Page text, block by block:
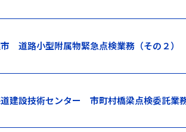
道路小型附属物緊急点検業務（その２）
建設技術センター 市町村橋梁点検委託業